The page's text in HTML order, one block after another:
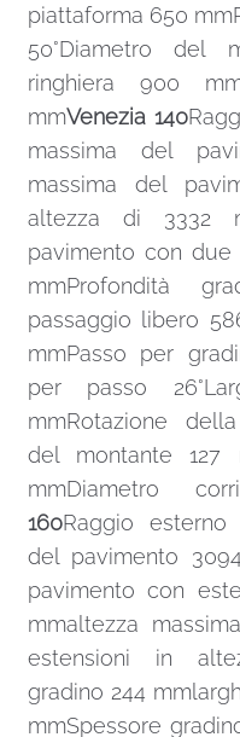
piattaforma 650
50°Diametro del
ringhiera 900
mmVenezia 140
massima del
massima del
altezza di 3332
pavimento con due
mmProfondità
passaggio libero
mmPasso per
per passo
mmRotazione
del montante 127
mmDiametro
160Raggio esterno
del pavimento
pavimento con
mmaltezza
estensioni in
gradino 244
mmSpessore